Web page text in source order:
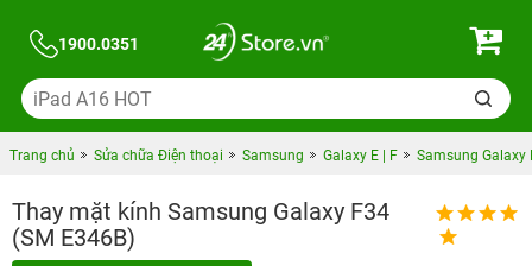
1900.0351
Trang chủ Sửa chữa Điện thoại Samsung Galaxy E | F Samsung Galaxy
Thay mặt kính Samsung Galaxy F34
(SM E346B)